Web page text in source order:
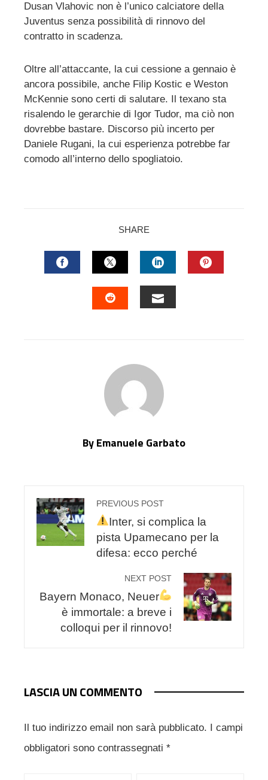
Dusan Vlahovic non è l’unico calciatore della
Juventus senza possibilità di rinnovo del
contratto in scadenza.
Oltre all’attaccante, la cui cessione a gennaio è
ancora possibile, anche Filip Kostic e Weston
McKennie sono certi di salutare. Il texano sta
risalendo le gerarchie di Igor Tudor, ma ciò non
dovrebbe bastare. Discorso più incerto per
Daniele Rugani, la cui esperienza potrebbe far
comodo all’interno dello spogliatoio.
SHARE
FACEBOOKTWITTERLINKEDIN
By Emanuele Garbato
PREVIOUS POST
Inter, si complica la
pista Upamecano per la
difesa: ecco perché
NEXT POST
Bayern Monaco, Neuer
è immortale: a breve i
colloqui per il rinnovo!
LASCIA UN COMMENTO
Il tuo indirizzo email non sarà pubblicato.
I campi
obbligatori sono contrassegnati *